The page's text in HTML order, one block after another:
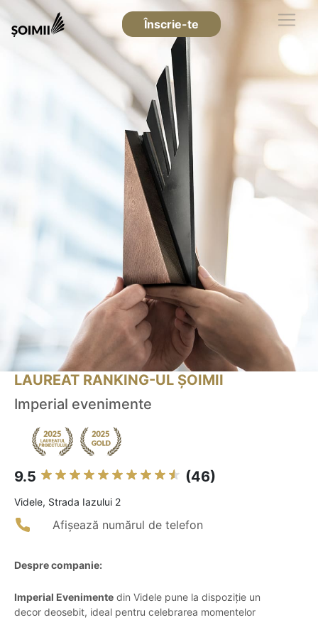
Înscrie-te
LAUREAT RANKING-UL ȘOIMII
Imperial evenimente
9.5 (46)
Videle, Strada Iazului 2
Afișează numărul de telefon
Despre companie:
Imperial Evenimente din Videle pune la dispoziție un
decor deosebit, ideal pentru celebrarea momentelor